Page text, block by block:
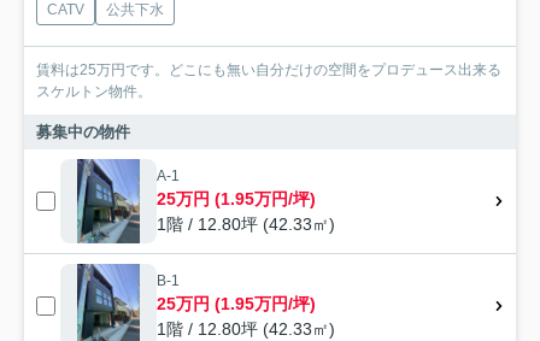
CATV 公共下水
賃料は25万円です。どこにも無い自分だけの空間をプロデュース出来る
スケルトン物件。
募集中の物件
A-1
25万円 (1.95万円/坪)
1階 / 12.80坪 (42.33㎡)
B-1
25万円 (1.95万円/坪)
1階 / 12.80坪 (42.33㎡)